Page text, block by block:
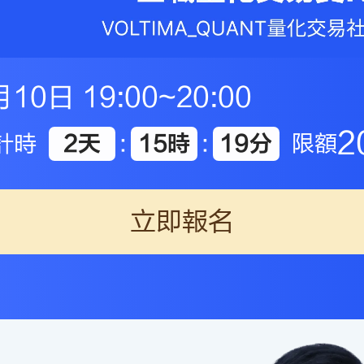
10日 19:00~20:00
時 2天 : 15時 : 19分 限額
立即報名